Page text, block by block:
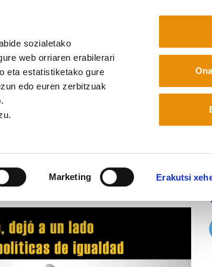
sozialetako
web orriaren erabilerari
eta estatistiketako gure
edo euren zerbitzuak
Marketing Erakutsi
kontra